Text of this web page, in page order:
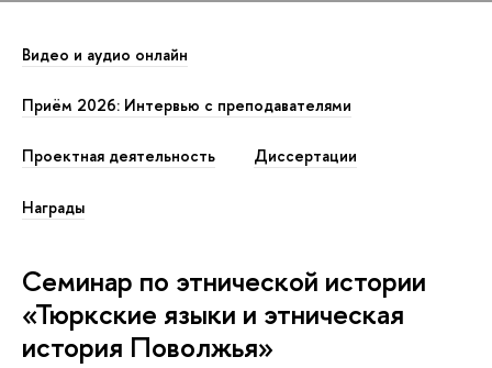
Видео и аудио онлайн
Приём 2026: Интервью с преподавателями
Проектная деятельность Диссертации
Награды
Семинар по этнической истории
«Тюркские языки и этническая
история Поволжья»